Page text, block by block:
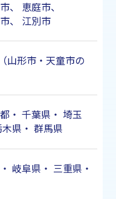
、 恵庭市、
、 江別市
山形市・天童市の
・ 千葉県 ・ 埼玉
木県 ・ 群馬県
・ 岐阜県 ・ 三重県 ・